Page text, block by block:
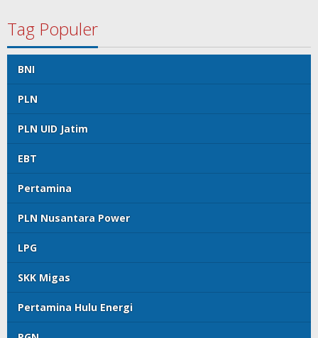
Tag Populer
BNI
PLN
PLN UID Jatim
EBT
Pertamina
PLN Nusantara Power
LPG
SKK Migas
Pertamina Hulu Energi